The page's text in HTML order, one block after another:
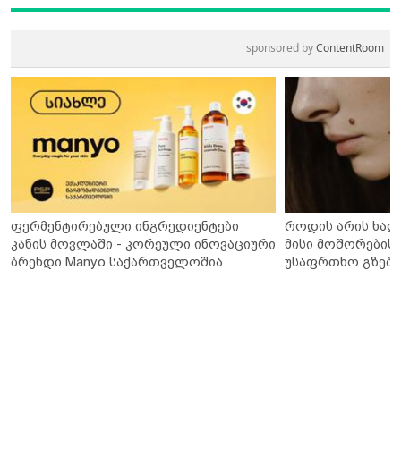
sponsored byContentRoom
ფერმენტირებული ინგრედიენტები
კანის მოვლაში - კორეული ინოვაციური
ბრენდი Manyo საქართველოშია
როდის არის
მისი მოშორების
უსაფრთხო გზები